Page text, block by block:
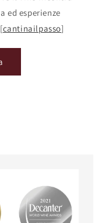
ed esperienze
cantinailpasso]​